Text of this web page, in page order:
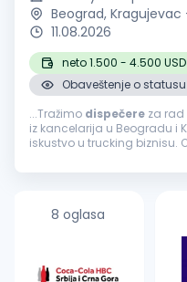
Beograd, Kragujevac
11.08.2026
neto 1.500 - 4.500
Obaveštenje o
...Tražimo dispečere za rad
iz kancelarija u Beogradu i
iskustvo u trucking biznisu.
rad...
8 oglasa